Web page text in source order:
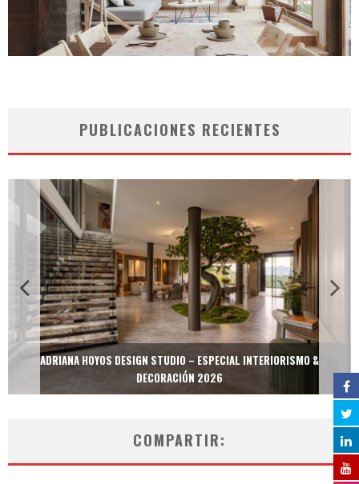
PUBLICACIONES RECIENTES
ADRIANA HOYOS DESIGN STUDIO – ESPECIAL INTERIORISMO &
DECORACIÓN 2026
COMPARTIR: